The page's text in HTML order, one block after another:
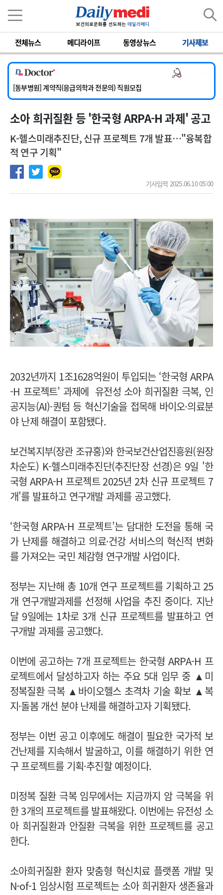
전체뉴스 메디라이프 동영상뉴스 기사제보
[서울아산병원] 2026년 하반기 인턴 모집
[영남대학교의료원] 마취통증의학과 임기제 임상의사 채용
[충남대학교병원] 소아청소년과(소아응급전담) 계약직 의사 공개채용
[동부병원] 계약직(응급의학과 전문의) 직원모집
[이대목동병원] 하반기 전공의(레지던트1년차) 모집
[서울아산병원] 2026년 하반기 인턴 모집
소아 희귀질환 등 '한국형 ARPA-H 과제' 공고
K-헬스미래추진단, 신규 프로젝트 7개 발표…"융복합
적 연구 기획"
기사입력 2025.06.10 05:00
2032년까지 1조1628억원이 투입되는 ‘한국형 ARPA
-H 프로젝트’ 과제에 유전성 소아 희귀질환 극복, 인
공지능(AI)·퀀텀 등 혁신기술을 접목해 바이오·의료분
야 난제 해결이 포함됐다.
보건복지부(장관 조규홍)와 한국보건산업진흥원(원장
차순도) K-헬스미래추진단(추진단장 선경)은 9일 '한
국형 ARPA-H 프로젝트 2025년 2차 신규 프로젝트 7
개'를 발표하고 연구개발 과제를 공고했다.
‘한국형 ARPA-H 프로젝트’는 담대한 도전을 통해 국
가 난제를 해결하고 의료·건강 서비스의 혁신적 변화
를 가져오는 국민 체감형 연구개발 사업이다.
정부는 지난해 총 10개 연구 프로젝트를 기획하고 25
개 연구개발과제를 선정해 사업을 추진 중이다. 지난
달 9일에는 1차로 3개 신규 프로젝트를 발표하고 연
구개발 과제를 공고했다.
이번에 공고하는 7개 프로젝트는 한국형 ARPA-H 프
로젝트에서 달성하고자 하는 주요 5대 임무 중 ▲미
정복질환 극복 ▲바이오헬스 초격차 기술 확보 ▲복
지·돌봄 개선 분야 난제를 해결하고자 기획됐다.
정부는 이번 공고 이후에도 해결이 필요한 국가적 보
건난제를 지속해서 발굴하고, 이를 해결하기 위한 연
구 프로젝트를 기획·추진할 예정이다.
미정복 질환 극복 임무에서는 지금까지 암 극복을 위
한 3개의 프로젝트를 발표해왔다. 이번에는 유전성 소
아 희귀질환과 안질환 극복을 위한 프로젝트를 공고
한다.
소아희귀질환 환자 맞춤형 혁신치료 플랫폼 개발 및
N-of-1 임상시험 프로젝트는 소아 희귀환자 생존율과